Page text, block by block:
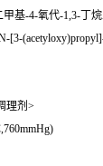
基-4-氧代-1,3-丁
[3-
理剂>